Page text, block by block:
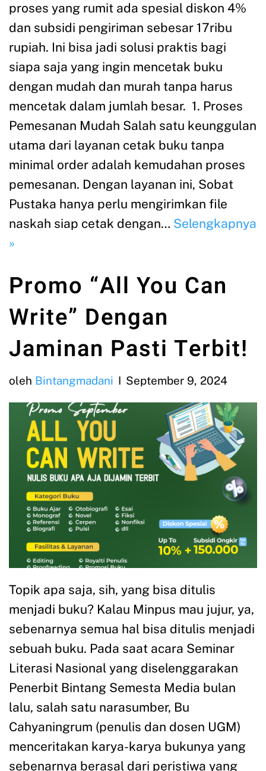
proses yang rumit ada spesial diskon 4%
dan subsidi pengiriman sebesar 17ribu
rupiah. Ini bisa jadi solusi praktis bagi
siapa saja yang ingin mencetak buku
dengan mudah dan murah tanpa harus
mencetak dalam jumlah besar. 1. Proses
Pemesanan Mudah Salah satu keunggulan
utama dari layanan cetak buku tanpa
minimal order adalah kemudahan proses
pemesanan. Dengan layanan ini, Sobat
Pustaka hanya perlu mengirimkan file
naskah siap cetak dengan… Selengkapnya
»
Promo “All You Can
Write” Dengan
Jaminan Pasti Terbit!
oleh Bintangmadani September 9, 2024
Topik apa saja, sih, yang bisa ditulis
menjadi buku? Kalau Minpus mau jujur, ya,
sebenarnya semua hal bisa ditulis menjadi
sebuah buku. Pada saat acara Seminar
Literasi Nasional yang diselenggarakan
Penerbit Bintang Semesta Media bulan
lalu, salah satu narasumber, Bu
Cahyaningrum (penulis dan dosen UGM)
menceritakan karya-karya bukunya yang
sebenarnya berasal dari peristiwa yang